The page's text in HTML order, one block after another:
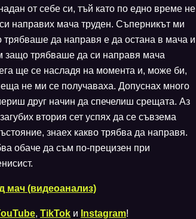
от себе си, тъй като по едно време не
направих мача труден. Съперникът ми
трябваше да направя е да остана в мача и
защо трябваше да си направя мача
ще се насладя на момента и, може би,
не ми се получаваха. Допуснах много
друг начин да спечелиш срещата. Аз
втория сет успях да се съвзема
знаех какво трябва да направя.
обаче да съм по-прецизен при
мач (видеоанализ)
, TikTok и Instagram!